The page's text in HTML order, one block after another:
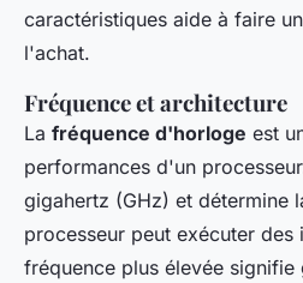
caractéristiques aide à faire
l'achat.
Fréquence et architecture
La fréquence d'horloge est
performances d'un
gigahertz (GHz) et détermine
processeur peut exécuter des
fréquence plus élevée signifie